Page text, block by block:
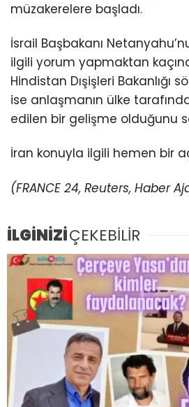
müzakerelere başladı.
İsrail Başbakanı
ilgili yorum yapmaktan
Hindistan Dışişleri Bakanlığı
ise anlaşmanın ülke
edilen bir gelişme olduğunu
İran konuyla ilgili hemen bir
(FRANCE 24, Reuters, Haber
İLGİNİZİÇEKEBİLİR